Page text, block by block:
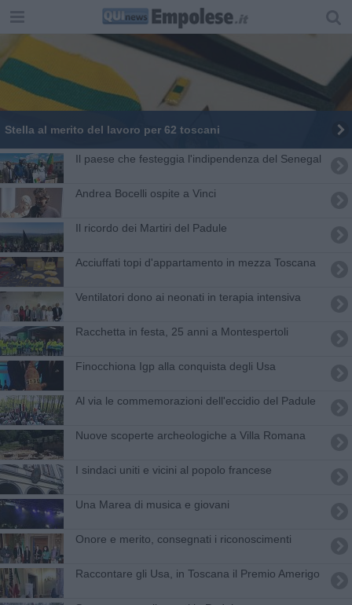
Stella al merito del lavoro per 62 toscani
Il paese che festeggia l'indipendenza del Senegal
Andrea Bocelli ospite a Vinci
Il ricordo dei Martiri del Padule
Acciuffati topi d'appartamento in mezza Toscana
Ventilatori dono ai neonati in terapia intensiva
Racchetta in festa, 25 anni a Montespertoli
Finocchiona Igp alla conquista degli Usa
Al via le commemorazioni dell'eccidio del Padule
Nuove scoperte archeologiche a Villa Romana
​I sindaci uniti e vicini al popolo francese
Una Marea di musica e giovani
Onore e merito, consegnati i riconoscimenti
Raccontare gli Usa, in Toscana il Premio Amerigo